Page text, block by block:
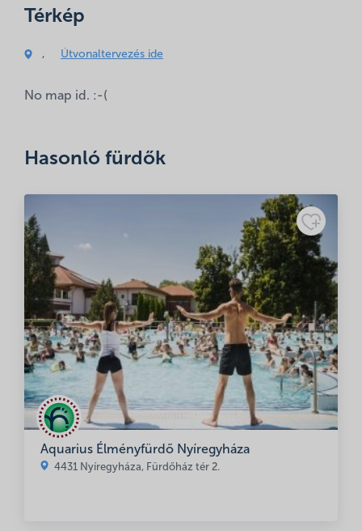
mezőket*karakterrel jelöltük
Hozzászólás*
Név*
E-mail cím*
A nevem, e-mail címem, és weboldalcímem mentése a
Térkép
, Útvonaltervezés ide
No map id. :-(
Hasonló fürdők
Aquarius Élményfürdő Nyíregyháza
4431 Nyíregyháza, Fürdőház tér 2.